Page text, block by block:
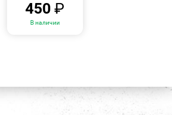
450₽
В наличии